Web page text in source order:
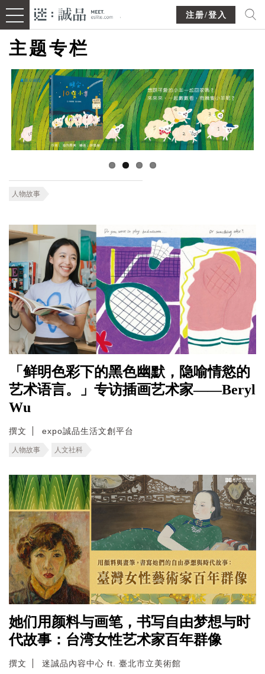
注册/登入
主题专栏
人物故事
「鲜明色彩下的黑色幽默，隐喻情慾的
艺术语言。」专访插画艺术家——Beryl
Wu
撰文 expo誠品生活文創平台
人物故事 人文社科
她们用颜料与画笔，书写自由梦想与时
代故事：台湾女性艺术家百年群像
撰文 迷誠品內容中心 ft. 臺北市立美術館